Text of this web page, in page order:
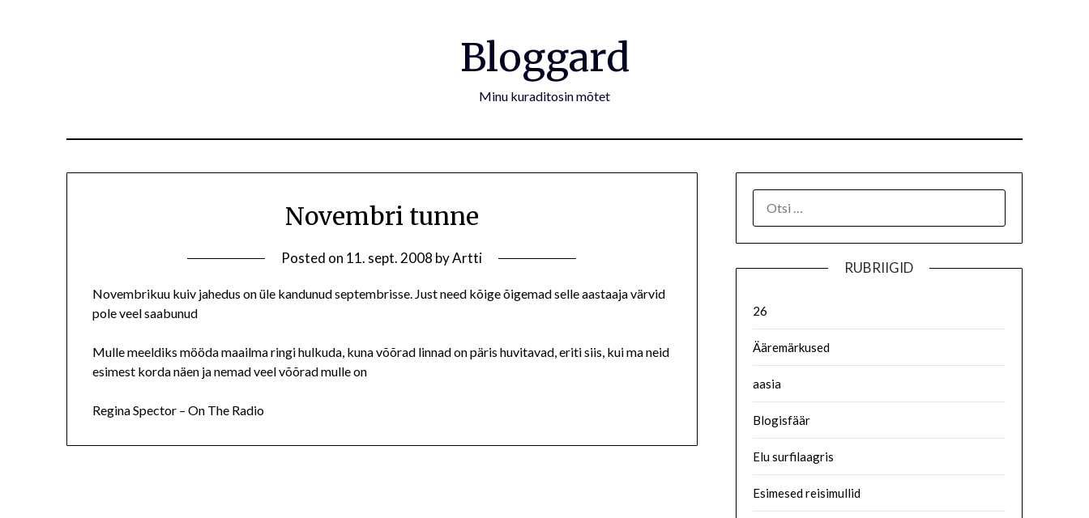
Bloggard
Minu kuraditosin mõtet
Novembri tunne
Posted on 11. sept. 2008 byArtti
Novembrikuu kuiv jahedus on üle kandunud septembrisse. Just need kõige õigemad selle aastaaja värvid
pole veel saabunud
Mulle meeldiks mööda maailma ringi hulkuda, kuna võõrad linnad on päris huvitavad, eriti siis, kui ma neid
esimest korda näen ja nemad veel võõrad mulle on
Regina Spector – On The Radio
RUBRIIGID
26
Ääremärkused
aasia
Blogisfäär
Elu surfilaagris
Esimesed reisimullid